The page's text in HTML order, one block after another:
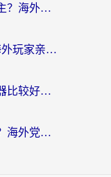
美国用什么加速器打欢乐斗地主？海外党亲测有效的国服游戏加速指南
在瑞典打不开崩坏3怎么办？海外玩家亲测有效的国服游戏加速指南
在欧洲玩战舰世界用什么加速器比较好用？老玩家亲测有效的低延迟方案
英国怎么玩奥比岛：梦想国度？海外党不卡攻略+加速器选择秘籍